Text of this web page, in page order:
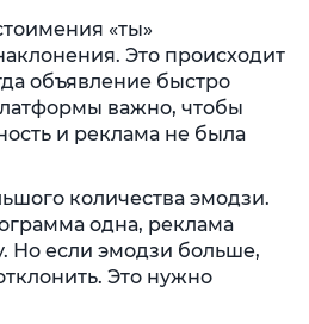
«ты»
Это происходит
объявление быстро
важно, чтобы
и реклама не была
количества эмодзи.
одна, реклама
Но если эмодзи больше,
Это нужно